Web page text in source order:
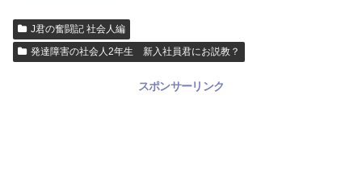
J君の奮闘記 社会人編
発達障害の社会人2年生 新入社員君にお説教？
スポンサーリンク